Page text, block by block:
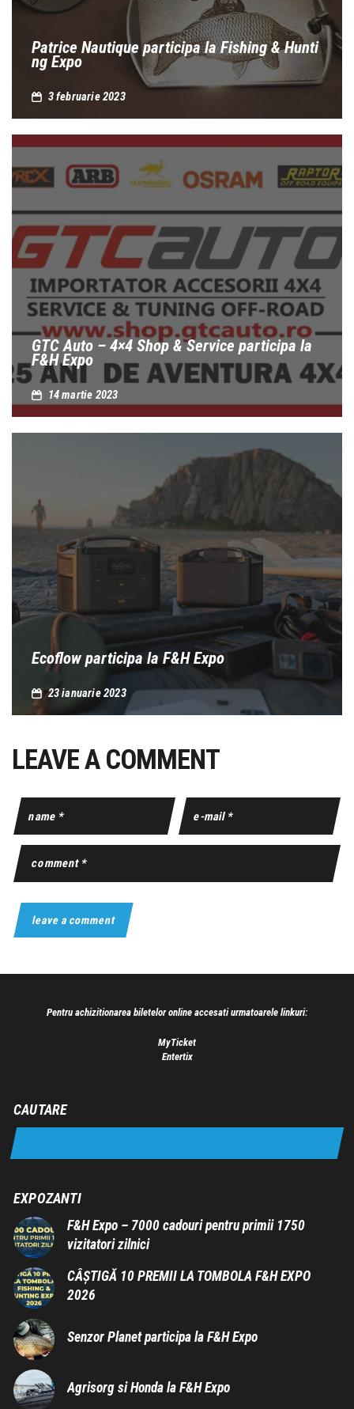
Patrice Nautique participa la Fishing & Hunti
ng Expo
3 februarie 2023
GTC Auto – 4×4 Shop & Service participa la
F&H Expo
14 martie 2023
Ecoflow participa la F&H Expo
23 ianuarie 2023
LEAVE A COMMENT
Pentru achizitionarea biletelor online accesati urmatoarele linkuri:
MyTicket
Entertix
CAUTARE
EXPOZANTI
F&H Expo – 7000 cadouri pentru primii 1750
vizitatori zilnici
CÂȘTIGĂ 10 PREMII LA TOMBOLA F&H EXPO
2026
Senzor Planet participa la F&H Expo
Agrisorg si Honda la F&H Expo